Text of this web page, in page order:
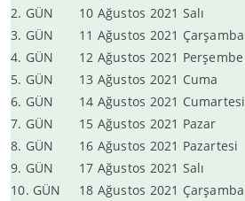
2. GÜN
10 Ağustos 2021 Salı
3. GÜN
11 Ağustos 2021 Çarşamba
4. GÜN
12 Ağustos 2021 Perşembe
5. GÜN
13 Ağustos 2021 Cuma
6. GÜN
14 Ağustos 2021 Cumartesi
7. GÜN
15 Ağustos 2021 Pazar
8. GÜN
16 Ağustos 2021 Pazartesi
9. GÜN
17 Ağustos 2021 Salı
10. GÜN
18 Ağustos 2021 Çarşamba